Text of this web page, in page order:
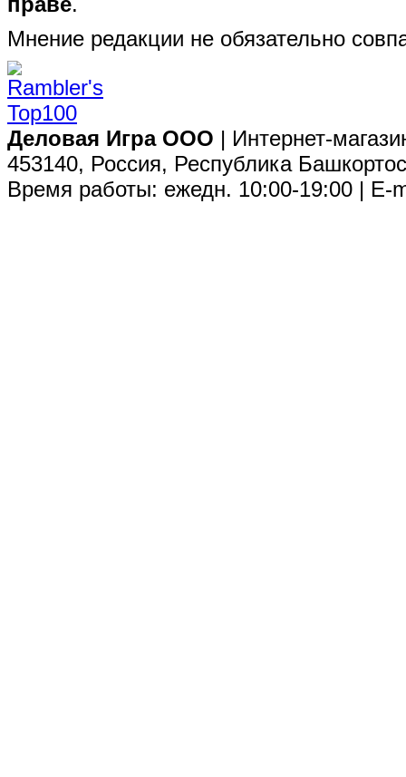
Мнение редакции не обязательно
Деловая Игра ООО | Интернет-
453140, Россия, Республика
Время работы: ежедн. 10:00-19:00 | E-